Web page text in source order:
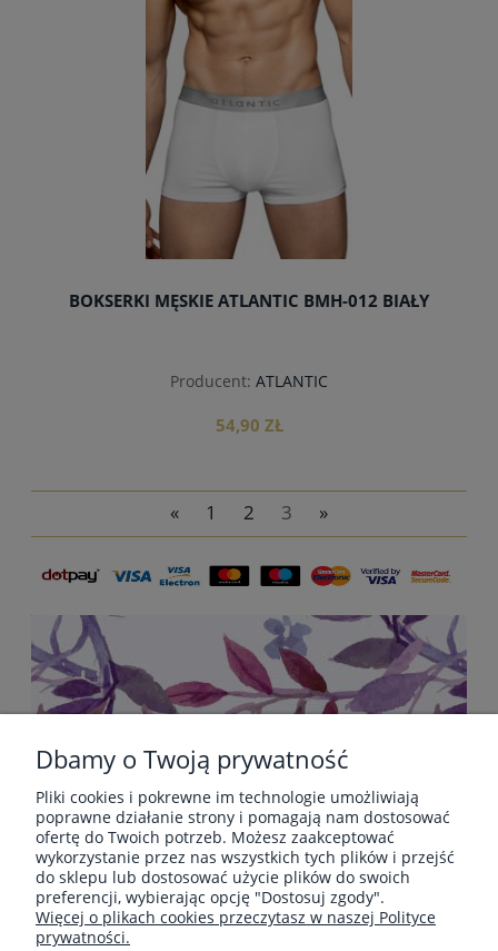
BOKSERKI MĘSKIE ATLANTIC BMH-012 BIAŁY
Producent: ATLANTIC
54,90 ZŁ
do koszyka
« 1 2 3 »
POMOC
PŁATNOŚCI I DOSTAWA
Dbamy o Twoją prywatność
Pliki cookies i pokrewne im technologie umożliwiają
poprawne działanie strony i pomagają nam dostosować
ofertę do Twoich potrzeb. Możesz zaakceptować
wykorzystanie przez nas wszystkich tych plików i przejść
do sklepu lub dostosować użycie plików do swoich
preferencji, wybierając opcję "Dostosuj zgody".
Więcej o plikach cookies przeczytasz w naszej Polityce
prywatności.